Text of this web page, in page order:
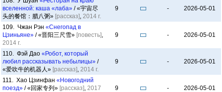
вселенной: каша «лаба» / «宇宙尽
头的餐馆：腊八粥» [рассказ], 2014 г.
9 - 2026-05-01
109. Чжан Рэн «Снегопад в
Цзиньяне» / «晋阳三尺雪» [повесть],
2014 г.
9 - 2026-05-01
110. Фэй Дао «Робот, который
любил рассказывать небылицы» /
«爱吹牛的机器人» [рассказ], 2014 г.
9 - 2026-05-01
111. Хао Цзинфан «Новогодний
поезд» / «回家专列» [рассказ], 2017
9 - 2026-05-01